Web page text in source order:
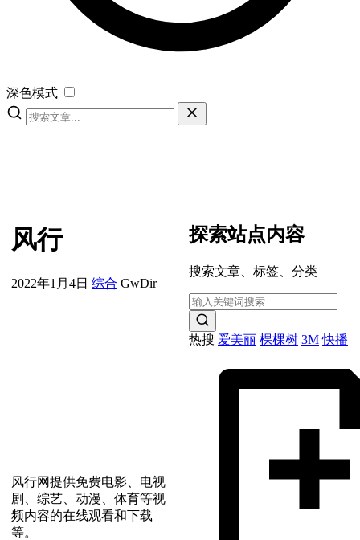
深色模式
风行
2022年1月4日 综合 GwDir
风行网提供免费电影、电视
剧、综艺、动漫、体育等视
频内容的在线观看和下载
等。
探索站点内容
搜索文章、标签、分类
热搜 爱美丽 棵棵树 3M 快播